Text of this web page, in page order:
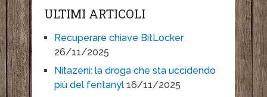
ULTIMI ARTICOLI
Recuperare chiave BitLocker
26/11/2025
Nitazeni: la droga che sta uccidendo
più del fentanyl 16/11/2025